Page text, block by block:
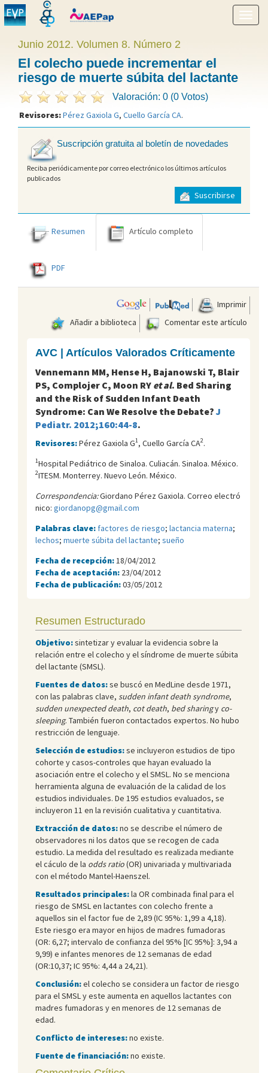
menú
Junio 2012. Volumen 8. Número 2
El colecho puede incrementar el
riesgo de muerte súbita del lactante
Valoración: 0 (0 Votos)
Revisores:Pérez Gaxiola G, Cuello García CA.
Suscripción gratuita al boletín de novedades
Reciba periódicamente por correo electrónico los últimos artículos
publicados
Suscribirse
Resumen Artículo completo
PDF
Imprimir
Añadir a biblioteca
Comentar este artículo
AVC | Artículos Valorados Críticamente
Vennemann MM, Hense H, Bajanowski T, Blair
PS, Complojer C, Moon RY et al. Bed Sharing
and the Risk of Sudden Infant Death
Syndrome: Can We Resolve the Debate? J
Pediatr. 2012;160:44-8.
Revisores:Pérez Gaxiola G1, Cuello García CA2.
1Hospital Pediátrico de Sinaloa. Culiacán. Sinaloa. México.
2ITESM. Monterrey. Nuevo León. México.
Correspondencia:Giordano Pérez Gaxiola. Correo electró
nico: giordanopg@gmail.com
Palabras clave: factores de riesgo; lactancia materna;
lechos; muerte súbita del lactante; sueño
Fecha de recepción: 18/04/2012
Fecha de aceptación: 23/04/2012
Fecha de publicación:03/05/2012
Resumen Estructurado
Objetivo:sintetizar y evaluar la evidencia sobre la
relación entre el colecho y el síndrome de muerte súbita
del lactante (SMSL).
Fuentes de datos:se buscó en MedLine desde 1971,
con las palabras clave, sudden infant death syndrome,
sudden unexpected death, cot death, bed sharingy co-
sleeping. También fueron contactados expertos. No hubo
restricción de lenguaje.
Selección de estudios:se incluyeron estudios de tipo
cohorte y casos-controles que hayan evaluado la
asociación entre el colecho y el SMSL. No se menciona
herramienta alguna de evaluación de la calidad de los
estudios individuales. De 195 estudios evaluados, se
incluyeron 11 en la revisión cualitativa y cuantitativa.
Extracción de datos:no se describe el número de
observadores ni los datos que se recogen de cada
estudio. La medida del resultado es realizada mediante
el cáculo de la odds ratio(OR) univariada y multivariada
con el método Mantel-Haenszel.
Resultados principales:la OR combinada final para el
riesgo de SMSL en lactantes con colecho frente a
aquellos sin el factor fue de 2,89 (IC 95%: 1,99 a 4,18).
Este riesgo era mayor en hijos de madres fumadoras
(OR: 6,27; intervalo de confianza del 95% [IC 95%]: 3,94 a
9,99) e infantes menores de 12 semanas de edad
(OR:10,37; IC 95%: 4,44 a 24,21).
Conclusión:el colecho se considera un factor de riesgo
para el SMSL y este aumenta en aquellos lactantes con
madres fumadoras y en menores de 12 semanas de
edad.
Conflicto de intereses:no existe.
Fuente de financiación:no existe.